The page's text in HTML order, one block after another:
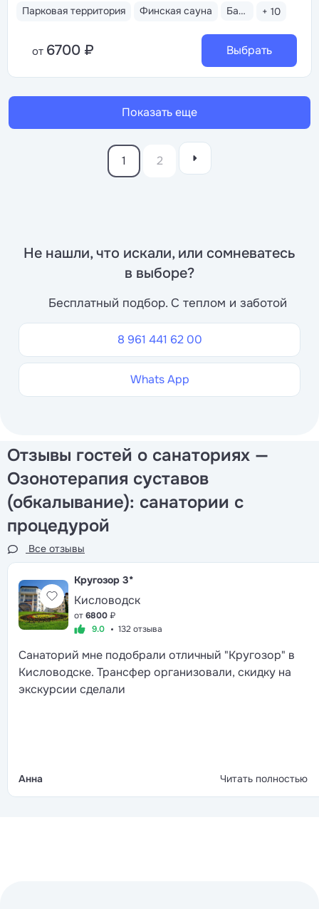
санаторий с открытым бассейном 12×8 м
Парковая территория
Финская сауна Бассейн открытый + 10
от 6700 ₽ Выбрать
Показать еще
1 2
Не нашли, что искали, или сомневатесь
в выборе?
Бесплатный подбор. С теплом и заботой
8 961 441 62 00
Whats App
Отзывы гостей о санаториях —
Озонотерапия суставов
(обкалывание): санатории с
процедурой
Все отзывы
Кругозор 3*
Кисловодск
от6800₽
9.0
132 отзыва
Санаторий мне подобрали отличный "Кругозор" в
Кисловодске. Трансфер организовали, скидку на
экскурсии сделали
Анна Читать полностью